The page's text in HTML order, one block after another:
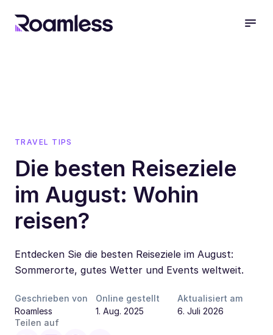
TRAVEL TIPS
Die besten Reiseziele
im August: Wohin
reisen?
Entdecken Sie die besten Reiseziele im August:
Sommerorte, gutes Wetter und Events weltweit.
Geschrieben von
Roamless
Online gestellt
1. Aug. 2025
Aktualisiert am
6. Juli 2026
Teilen auf